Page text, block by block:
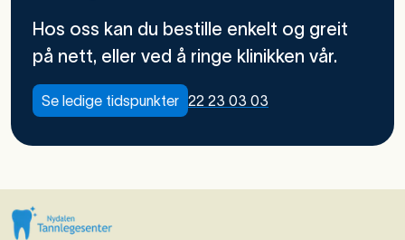
Hos oss kan du bestille enkelt og greit
på nett, eller ved å ringe klinikken vår.
Se ledige tidspunkter 22 23 03 03